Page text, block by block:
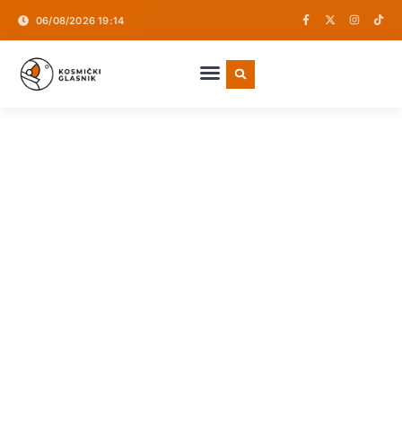
06/08/2026 19:14